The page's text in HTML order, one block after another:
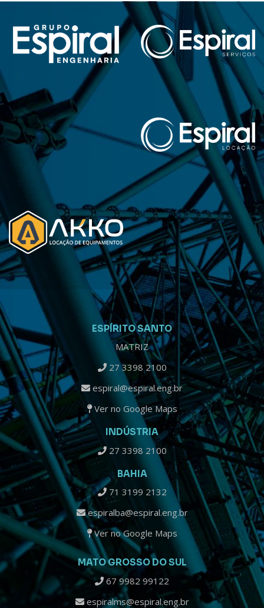
ESPÍRITO SANTO
MATRIZ
27 3398 2100
espiral@espiral.eng.br
Ver no Google Maps
INDÚSTRIA
27 3398 2100
BAHIA
71 3199 2132
espiralba@espiral.eng.br
Ver no Google Maps
MATO GROSSO DO SUL
67 9982 99122
espiralms@espiral.eng.br